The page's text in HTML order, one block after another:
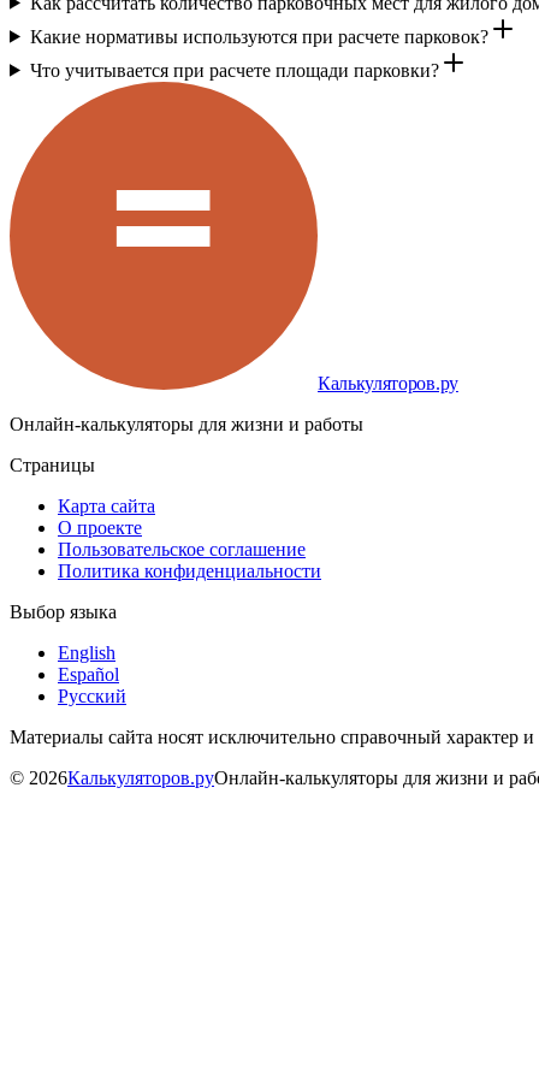
Какие нормативы используются при расчете парковок?
Что учитывается при расчете площади парковки?
Калькуляторов.ру
Онлайн-калькуляторы для жизни и работы
Страницы
Карта сайта
О проекте
Пользовательское соглашение
Политика конфиденциальности
Выбор языка
English
Español
Русский
Материалы сайта носят исключительно справочный характер
© 2026Калькуляторов.руОнлайн-калькуляторы для жизни и